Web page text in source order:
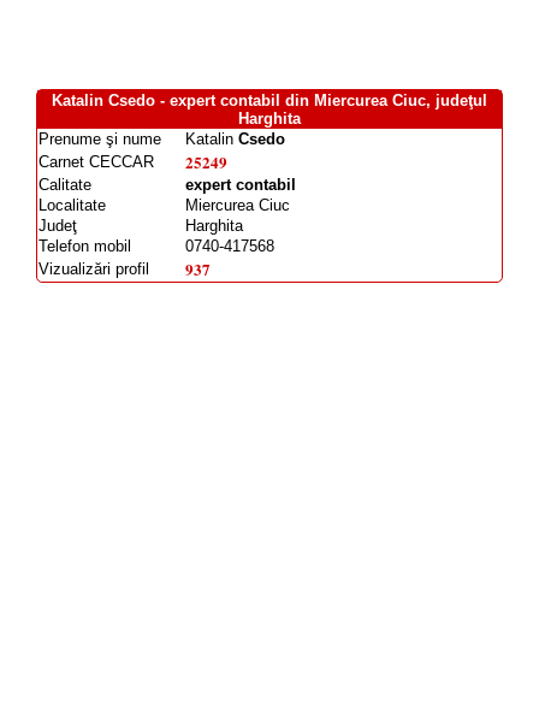
Katalin Csedo - expert contabil din Miercurea Ciuc, judeţul
Harghita
Prenume şi nume
Katalin Csedo
Carnet CECCAR
25249
Calitate
expert contabil
Localitate
Miercurea Ciuc
Judeţ
Harghita
Telefon mobil
0740-417568
Vizualizări profil
937